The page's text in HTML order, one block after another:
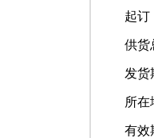
起订
供货
发货
所在
有效